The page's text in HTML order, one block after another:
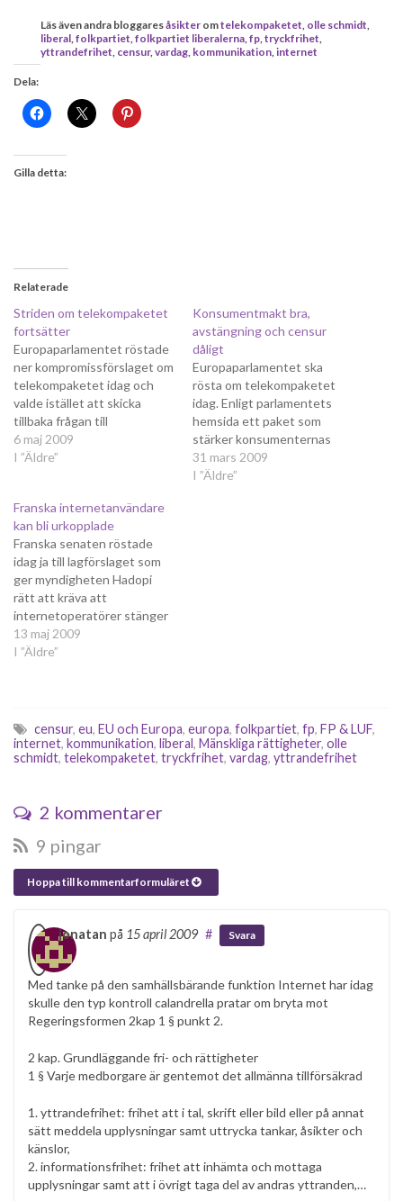
Läs även andra bloggaresåsikter omtelekompaketet olle schmidt
liberal folkpartiet folkpartiet liberalerna fp tryckfrihet
yttrandefrihet censur, vardag kommunikation internet
Dela:
Gilla detta:
Relaterade
Striden om telekompaketet
fortsätter
Europaparlamentet röstade
ner kompromissförslaget om
telekompaketet idag och
valde istället att skicka
tillbaka frågan till
ministerrådet. Det var den
liberala partigruppen, som
avgjorde frågan. Olle
Schmidt, Folkpartiets
parlamentariker, beskriver
det som en seger för
rättssäkerheten på internet.
Olle Schmidt har på sin
blogg kommenterat…
6 maj 2009
I ”Äldre”
Konsumentmakt bra,
avstängning och censur
dåligt
Europaparlamentet ska
rösta om telekompaketet
idag. Enligt parlamentets
hemsida ett paket som
stärker konsumenternas
rättigheter. För alla som ser
de delar som inte handlar om
31 mars 2009
I ”Äldre”
Franska internetanvändare
kan bli urkopplade
Franska senaten röstade
idag ja till lagförslaget som
ger myndigheten Hadopi
rätt att kräva att
internetoperatörer stänger
av användare som laddat
upp eller ner
till ett år. EU-parlamentet
fällde å sin sida förra veckan
telekompaketet med
13 maj 2009
I ”Äldre”
censur, eu, EU och Europa, europa, folkpartiet, fp, FP & LUF,
internet, kommunikation, liberal, Mänskliga rättigheter, olle
schmidt, telekompaketet, tryckfrihet, vardag, yttrandefrihet
2 kommentarer
9 pingar
Hoppa till kommentarformuläret
jonatan på 15 april 2009 # Svara
Med tanke på den samhällsbärande funktion Internet har idag
skulle den typ kontroll calandrella pratar om bryta mot
Regeringsformen 2kap 1 § punkt 2.
2 kap. Grundläggande fri- och rättigheter
1 § Varje medborgare är gentemot det allmänna tillförsäkrad
1. yttrandefrihet: frihet att i tal, skrift eller bild eller på annat
sätt meddela upplysningar samt uttrycka tankar, åsikter och
känslor,
2. informationsfrihet: frihet att inhämta och mottaga
upplysningar samt att i övrigt taga del av andras yttranden,…